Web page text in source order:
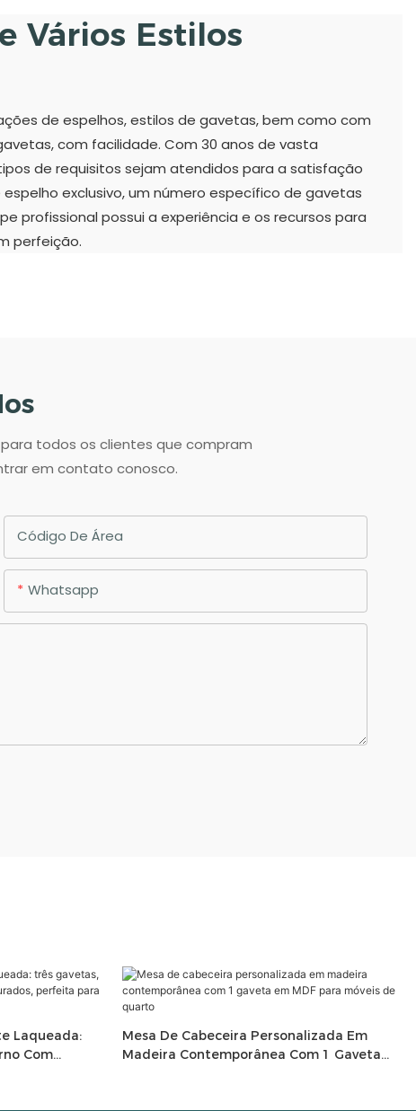
Vários Estilos
de espelhos, estilos de gavetas, bem como com
com facilidade. Com 30 anos de vasta
de requisitos sejam atendidos para a satisfação
exclusivo, um número específico de gavetas
profissional possui a experiência e os recursos para
perfeição.
todos os clientes que compram
em contato conosco.
Código De Área
Whatsapp
Laqueada:
Com
Mesa De Cabeceira Personalizada Em
Madeira Contemporânea Com 1 Gaveta